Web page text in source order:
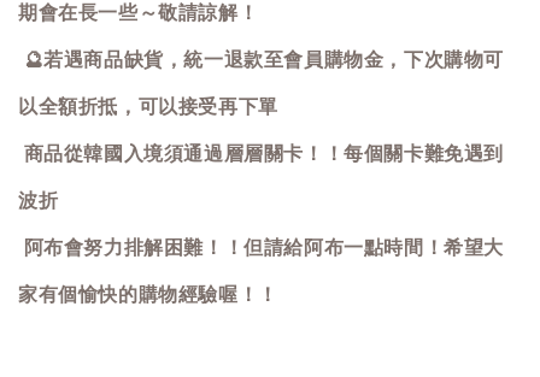
期會在長一些～敬請諒解！
🔮若遇商品缺貨，統一退款至會員購物金，下次購物可
以全額折抵，可以接受再下單
商品從韓國入境須通過層層關卡！！每個關卡難免遇到
波折
阿布會努力排解困難！！但請給阿布一點時間！希望大
家有個愉快的購物經驗喔！！